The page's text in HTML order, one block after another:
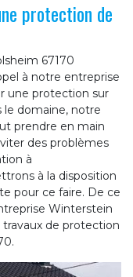
protection de
67170
à notre entreprise
une protection sur
le domaine, notre
prendre en main
des problèmes
à
à la disposition
pour ce faire. De ce
Winterstein
de protection